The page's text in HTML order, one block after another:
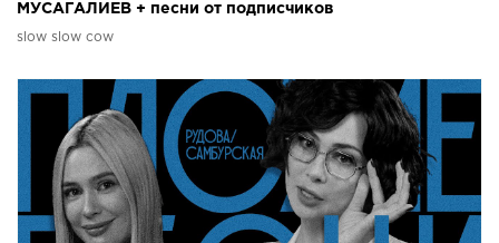
МУСАГАЛИЕВ + песни от подписчиков
slow slow cow